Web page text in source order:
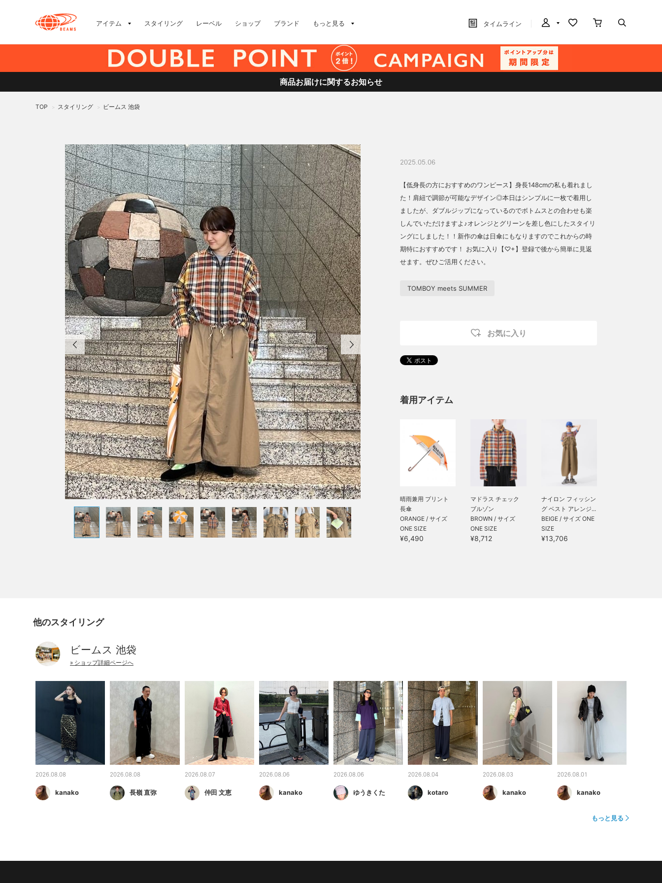
アイテム スタイリング レーベル ショップ ブランド もっと見る タイムライン
商品お届けに関するお知らせ
TOP > スタイリング > ビームス 池袋
2025.05.06
【低身長の方におすすめのワンピース】身長148cmの私も着れまし
た！肩紐で調節が可能なデザイン◎本日はシンプルに一枚で着用し
ましたが、ダブルジップになっているのでボトムスとの合わせも楽
しんでいただけますよ♪オレンジとグリーンを差し色にしたスタイリ
ングにしました！！新作の傘は日傘にもなりますのでこれからの時
期特におすすめです！ お気に入り【♡+】登録で後から簡単に見返
せます。ぜひご活用ください。
TOMBOY meets SUMMER
お気に入り
着用アイテム
晴雨兼用 プリント
長傘
ORANGE / サイズ
ONE SIZE
¥6,490
マドラス チェック
ブルゾン
BROWN / サイズ
ONE SIZE
¥8,712
ナイロン フィッシン
グ ベスト アレンジ...
BEIGE / サイズ ONE
SIZE
¥13,706
他のスタイリング
ビームス 池袋
» ショップ詳細ページへ
2026.08.08
kanako
2026.08.08
長嶺 直弥
2026.08.07
仲田 文恵
2026.08.06
kanako
2026.08.06
ゆうきくた
2026.08.04
kotaro
2026.08.03
kanako
2026.08.01
kanako
もっと見る